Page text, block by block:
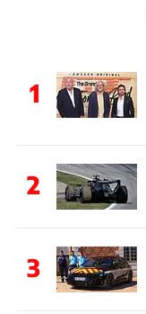
1
2
3